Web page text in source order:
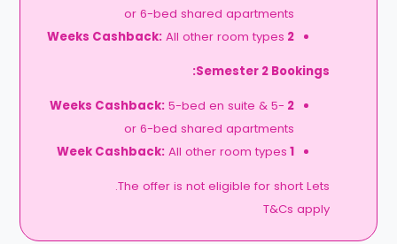
or 6-bed shared apartments
2 Weeks Cashback:
All other room types
Semester 2 Bookings:
2 Weeks Cashback:
5-bed en suite & 5-
or 6-bed shared apartments
1 Week Cashback:
All other room types
The offer is not eligible for short Lets.
T&Cs apply